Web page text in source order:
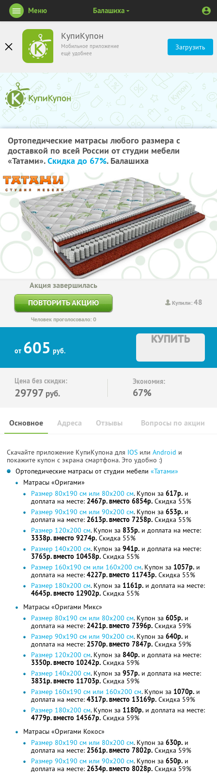
КупиКупон
Мобильное приложение
ещё удобнее
Загрузить
Меню Балашиха
Ортопедические матрасы любого размера с
доставкой по всей России от студии мебели
«Татами».Скидка до 67%. Балашиха
Купили:48
Акция завершилась
ПОВТОРИТЬ АКЦИЮ
Человек проголосовало: 0
от 605 руб.
КУПИТЬ
Цена без скидки:
29797 руб.
Экономия:
67%
Основное Отзывы Вопросы по акции
Адреса
Скачайте приложение КупиКупона для IOS или Android и
покажите купон с экрана смартфона. Это удобно :)
Ортопедические матрасы от студии мебели «Татами»
Матрасы «Оригами»
Размер 80х190 cм или 80х200 см. Купон за 617р. и
доплата на месте: 2467р. вместо 6854р. Скидка 55%
Размер 90х190 cм или 90х200 см. Купон за 653р. и
доплата на месте: 2613р. вместо 7258р. Скидка 55%
Размер 120х200 см. Купон за 835р. и доплата на месте:
3338р. вместо 9274р. Скидка 55%
Размер 140х200 см. Купон за 941р. и доплата на месте:
3765р. вместо 10458р. Скидка 55%
Размер 160х190 cм или 160х200 см. Купон за 1057р. и
доплата на месте: 4227р. вместо 11743р. Скидка 55%
Размер 180х200 см. Купон за 1161р. и доплата на месте:
4645р. вместо 12902р. Скидка 55%
Матрасы «Оригами Микс»
Размер 80х190 cм или 80х200 см. Купон за 605р. и
доплата на месте: 2421р. вместо 7396р. Скидка 59%
Размер 90х190 cм или 90х200 см. Купон за 640р. и
доплата на месте: 2570р. вместо 7847р. Скидка 59%
Размер 120х200 см. Купон за 840р. и доплата на месте:
3350р. вместо 10242р. Скидка 59%
Размер 140х200 см. Купон за 957р. и доплата на месте:
3831р. вместо 11703р. Скидка 59%
Размер 160х190 cм или 160х200 см. Купон за 1070р. и
доплата на месте: 4317р. вместо 13169р. Скидка 59%
Размер 180х200 см. Купон за 1180р. и доплата на месте:
4779р. вместо 14567р. Скидка 59%
Матрасы «Оригами Кокос»
Размер 80х190 cм или 80х200 см. Купон за 630р. и
доплата на месте: 2561р. вместо 7802р. Скидка 59%
Размер 90х190 cм или 90х200 см. Купон за 650р. и
доплата на месте: 2634р. вместо 8028р. Скидка 59%